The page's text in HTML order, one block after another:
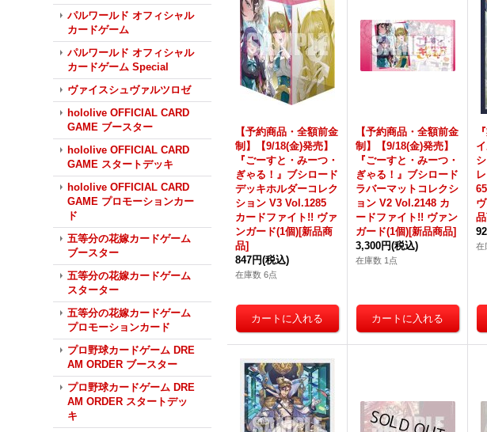
パルワールド オフィシャル
カードゲーム
パルワールド オフィシャル
カードゲーム Special
ヴァイスシュヴァルツロゼ
hololive OFFICIAL CARD
GAME ブースター
hololive OFFICIAL CARD
GAME スタートデッキ
hololive OFFICIAL CARD
GAME プロモーションカー
ド
五等分の花嫁カードゲーム
ブースター
五等分の花嫁カードゲーム
スターター
五等分の花嫁カードゲーム
プロモーションカード
プロ野球カードゲーム DRE
AM ORDER ブースター
プロ野球カードゲーム DRE
AM ORDER スタートデッ
キ
【予約商品・全額前金
制】【9/18(金)発売】
『ごーすと・みーつ・
ぎゃる！』ブシロード
デッキホルダーコレク
ション V3 Vol.1285
カードファイト!! ヴァ
ンガード(1個)[新品商
品]
847円(税込)
在庫数 6点
【予約商品・全額前金
制】【9/18(金)発売】
『ごーすと・みーつ・
ぎゃる！』ブシロード
ラバーマットコレクシ
ョン V2 Vol.2148 カ
ードファイト!! ヴァン
ガード(1個)[新品商品]
3,300円(税込)
在庫数 1点
在